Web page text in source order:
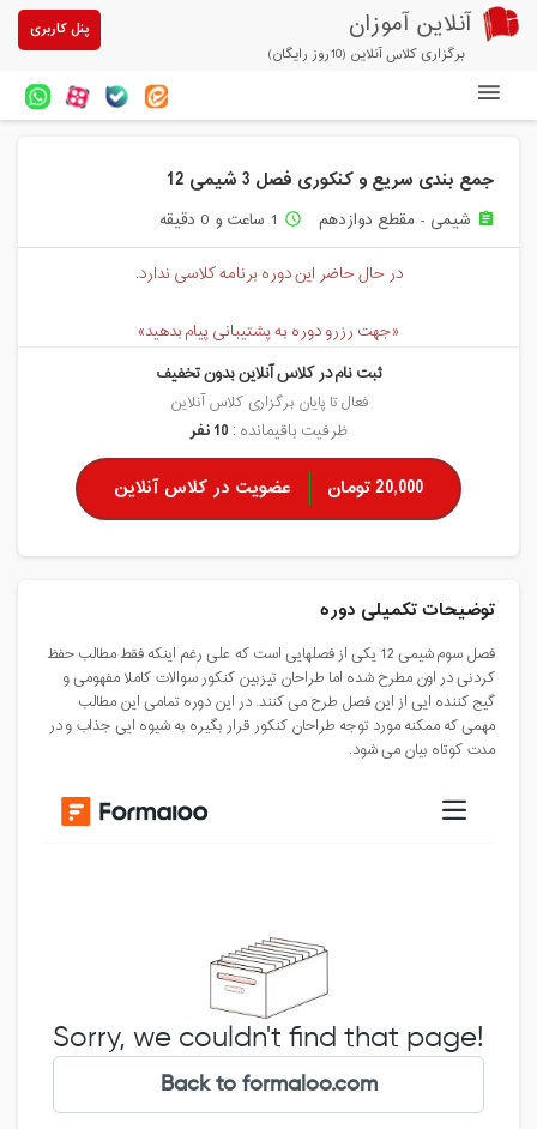
آنلاین آموزان
برگزاری کلاس آنلاین (10روز رایگان)
پنل کاربری
آزمون های آنلاین
مقالات آنلاین آموزان
خرید سرویس کلاس آنلاین
پیشنهادهای ویژه
تخفیفهای مشارکتی
درباره ما
جمع بندی سریع و کنکوری فصل 3 شیمی 12
assignment شیمی - مقطع دوازدهم access_time 1 ساعت و 0 دقیقه
در حال حاضر این دوره برنامه کلاسی ندارد.
«جهت رزرو دوره به پشتیبانی پیام بدهید»
ثبت نام در کلاس آنلاین بدون تخفیف
فعال تا پایان برگزاری کلاس آنلاین
ظرفیت باقیمانده : 10 نفر
20,000 تومان عضویت در کلاس آنلاین
توضیحات تکمیلی دوره
فصل سوم شیمی 12 یکی از فصلهایی است که علی رغم اینکه فقط مطالب حفظ
کردنی در اون مطرح شده اما طراحان تیزبین کنکور سوالات کاملا مفهومی و
گیج کننده ایی از این فصل طرح می کنند. در این دوره تمامی این مطالب
مهمی که ممکنه مورد توجه طراحان کنکور قرار بگیره به شیوه ایی جذاب و در
مدت کوتاه بیان می شود.